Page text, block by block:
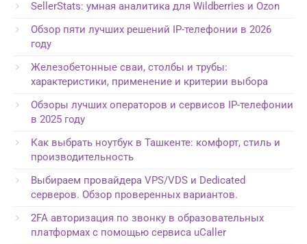
SellerStats: умная аналитика для Wildberries и Ozon
Обзор пяти лучших решений IP-телефонии в 2026
году
Железобетонные сваи, столбы и трубы:
характеристики, применение и критерии выбора
Обзоры лучших операторов и сервисов IP-телефонии
в 2025 году
Как выбрать ноутбук в Ташкенте: комфорт, стиль и
производительность
Выбираем провайдера VPS/VDS и Dedicated
серверов. Обзор проверенных вариантов.
2FA авторизация по звонку в образовательных
платформах с помощью сервиса uCaller